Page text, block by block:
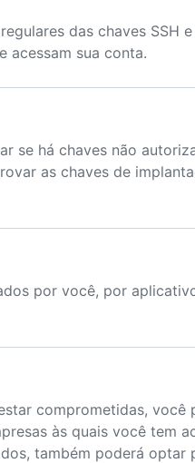
das chaves SSH
acessam sua conta.
se há chaves não
as chaves de
por você, por
comprometidas, você
às quais você tem
também poderá optar